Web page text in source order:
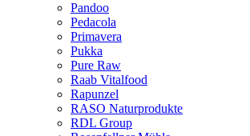
Pandoo
Pedacola
Primavera
Pukka
Pure Raw
Raab Vitalfood
Rapunzel
RASO Naturprodukte
RDL Group